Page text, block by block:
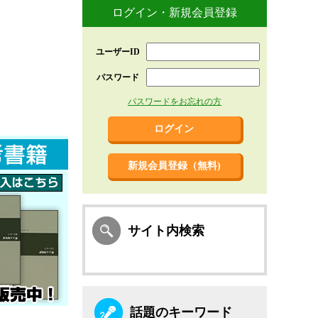
ログイン・新規会員登録
ユーザーID
パスワード
パスワードをお忘れの方
新規会員登録（無料)
サイト内検索
話題のキーワード